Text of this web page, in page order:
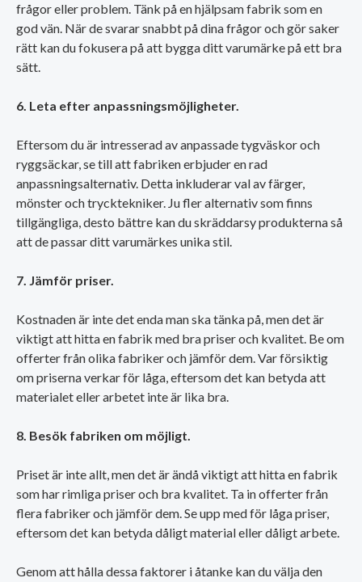
frågor eller problem. Tänk på en hjälpsam fabrik som en
god vän. När de svarar snabbt på dina frågor och gör saker
rätt kan du fokusera på att bygga ditt varumärke på ett bra
sätt.
6. Leta efter anpassningsmöjligheter.
Eftersom du är intresserad av anpassade tygväskor och
ryggsäckar, se till att fabriken erbjuder en rad
anpassningsalternativ. Detta inkluderar val av färger,
mönster och trycktekniker. Ju fler alternativ som finns
tillgängliga, desto bättre kan du skräddarsy produkterna så
att de passar ditt varumärkes unika stil.
7. Jämför priser.
Kostnaden är inte det enda man ska tänka på, men det är
viktigt att hitta en fabrik med bra priser och kvalitet. Be om
offerter från olika fabriker och jämför dem. Var försiktig
om priserna verkar för låga, eftersom det kan betyda att
materialet eller arbetet inte är lika bra.
8. Besök fabriken om möjligt.
Priset är inte allt, men det är ändå viktigt att hitta en fabrik
som har rimliga priser och bra kvalitet. Ta in offerter från
flera fabriker och jämför dem. Se upp med för låga priser,
eftersom det kan betyda dåligt material eller dåligt arbete.
Genom att hålla dessa faktorer i åtanke kan du välja den